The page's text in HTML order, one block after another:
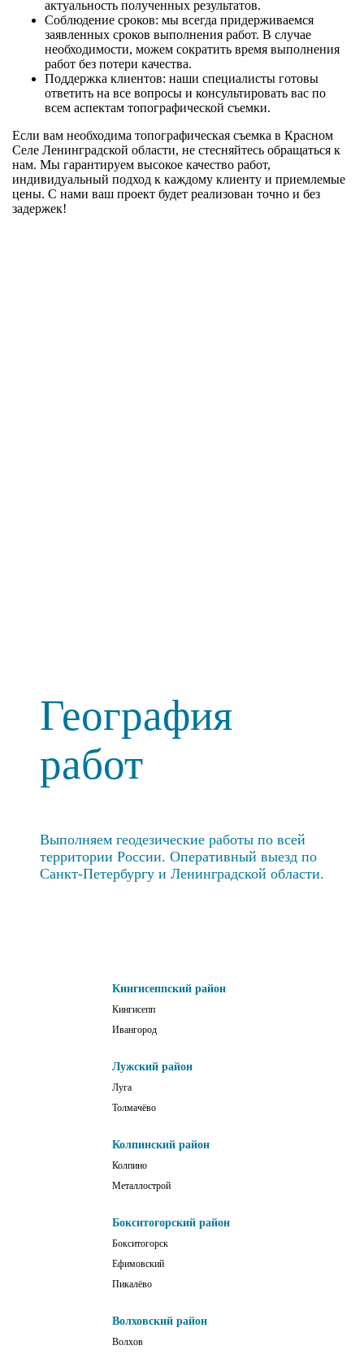
актуальность полученных результатов.
Соблюдение сроков: мы всегда придерживаемся
заявленных сроков выполнения работ. В случае
необходимости, можем сократить время выполнения
работ без потери качества.
Поддержка клиентов: наши специалисты готовы
ответить на все вопросы и консультировать вас по
всем аспектам топографической съемки.
Если вам необходима топографическая съемка в Красном
Селе Ленинградской области, не стесняйтесь обращаться к
нам. Мы гарантируем высокое качество работ,
индивидуальный подход к каждому клиенту и приемлемые
цены. С нами ваш проект будет реализован точно и без
задержек!
География
работ
Выполняем геодезические работы по всей
территории России. Оперативный выезд по
Санкт-Петербургу и Ленинградской области.
Кингисеппский район
Кингисепп
Ивангород
Лужский район
Луга
Толмачёво
Колпинский район
Колпино
Металлострой
Бокситогорский район
Бокситогорск
Ефимовский
Пикалёво
Волховский район
Волхов